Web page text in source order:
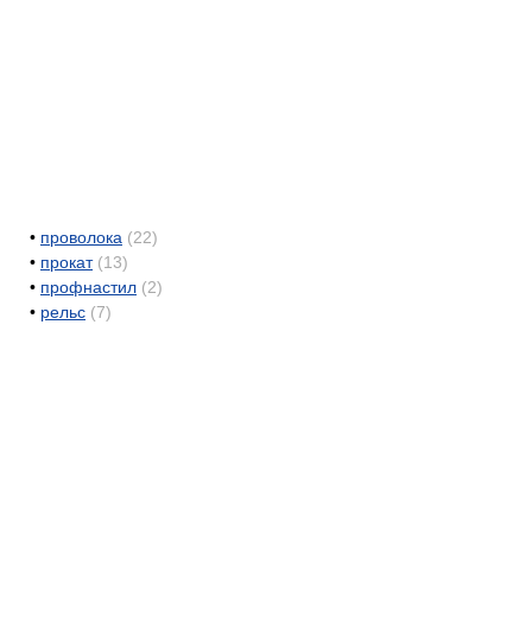
• проволока (22)
• прокат (13)
• профнастил (2)
• рельс (7)